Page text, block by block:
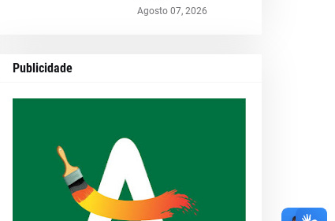
Agosto 07, 2026
Publicidade